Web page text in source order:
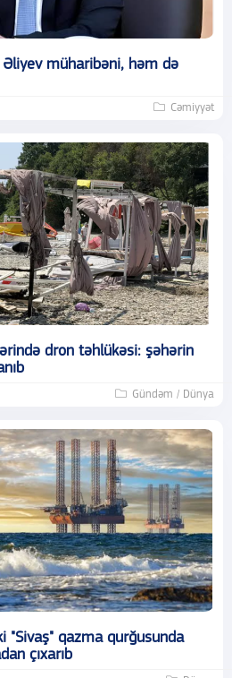
Əliyev müharibəni, həm də
Cəmiyyət
dron təhlükəsi: şəhərin
Gündəm / Dünya
"Sivaş" qazma qurğusunda
çıxarıb